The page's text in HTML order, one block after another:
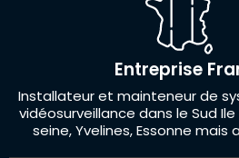
Entreprise
Installateur et mainteneur de
vidéosurveillance dans le Sud
seine, Yvelines, Essonne mais